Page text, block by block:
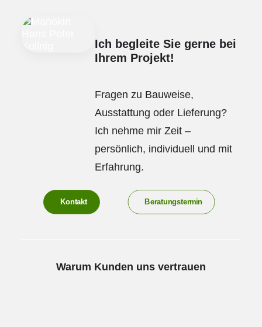
Ich begleite Sie gerne bei
Ihrem Projekt!
Fragen zu Bauweise,
Ausstattung oder Lieferung?
Ich nehme mir Zeit –
persönlich, individuell und mit
Erfahrung.
Kontakt Beratungstermin
Warum Kunden uns vertrauen